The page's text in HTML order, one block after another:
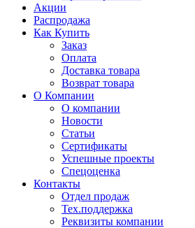
Акции
Распродажа
Как Купить
Заказ
Оплата
Доставка товара
Возврат товара
О Компании
О компании
Новости
Статьи
Сертификаты
Успешные проекты
Спецоценка
Контакты
Отдел продаж
Тех.поддержка
Реквизиты компании